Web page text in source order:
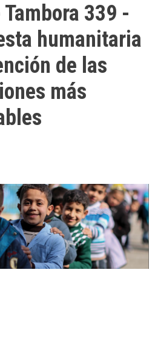
Tambora 339 -
humanitaria
de las
más